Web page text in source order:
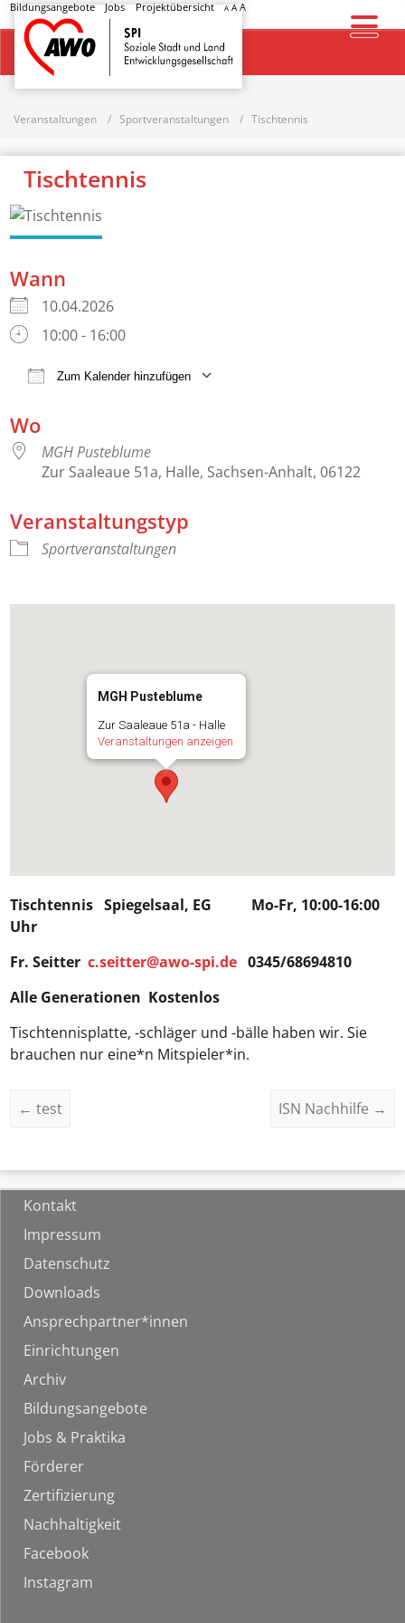
Bildungsangebote Jobs Projektübersicht A AA
Startseite
Veranstaltungen Sportveranstaltungen Tischtennis
Tischtennis
Wann
10.04.2026
10:00 - 16:00
Zum Kalender hinzufügen
Wo
MGH Pusteblume
Zur Saaleaue 51a, Halle, Sachsen-Anhalt, 06122
Veranstaltungstyp
Sportveranstaltungen
MGH Pusteblume
Zur Saaleaue 51a - Halle
Veranstaltungen anzeigen
Tischtennis Spiegelsaal, EG Mo-Fr, 10:00-16:00
Uhr
Fr. Seitterc.seitter@awo-spi.de 0345/68694810
Alle Generationen Kostenlos
Tischtennisplatte, -schläger und -bälle haben wir. Sie
brauchen nur eine*n Mitspieler*in.
← test ISN Nachhilfe →
Kontakt
Impressum
Datenschutz
Downloads
Ansprechpartner*innen
Einrichtungen
Archiv
Bildungsangebote
Jobs & Praktika
Förderer
Zertifizierung
Nachhaltigkeit
Facebook
Instagram